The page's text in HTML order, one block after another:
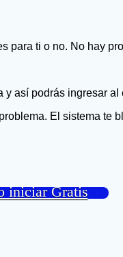
ti o no. No hay
así podrás ingresar
El sistema te
iniciar Gratis